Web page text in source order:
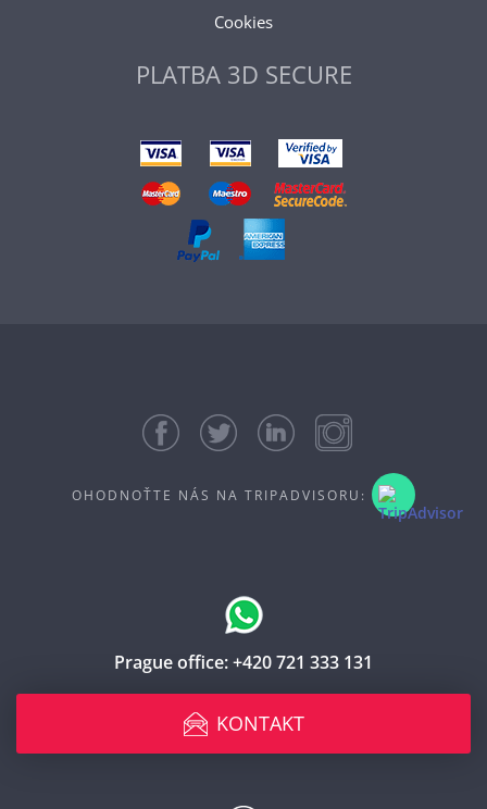
Cookies
PLATBA 3D SECURE
OHODNOŤTE NÁS NA TRIPADVISORU:
Prague office:+420 721 333 131
KONTAKT